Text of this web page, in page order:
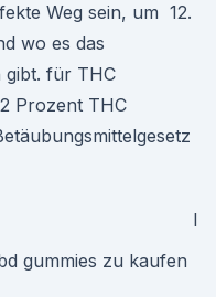
Weg sein, um 12.
wo es das
gibt. für THC
Prozent THC
I